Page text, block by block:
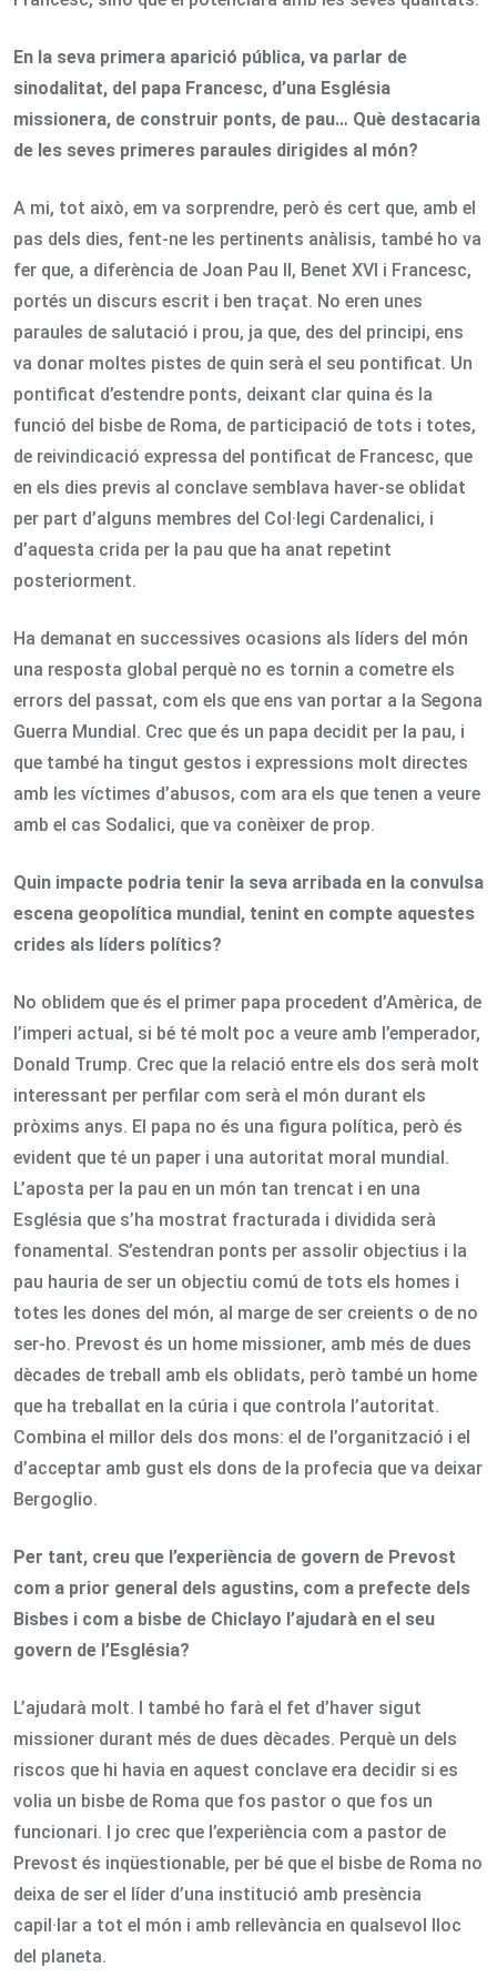
En la seva primera aparició pública, va parlar de
sinodalitat, del papa Francesc, d’una Església
missionera, de construir ponts, de pau… Què destacaria
de les seves primeres paraules dirigides al món?
A mi, tot això, em va sorprendre, però és cert que, amb el
pas dels dies, fent-ne les pertinents anàlisis, també ho va
fer que, a diferència de Joan Pau II, Benet XVI i Francesc,
portés un discurs escrit i ben traçat. No eren unes
paraules de salutació i prou, ja que, des del principi, ens
va donar moltes pistes de quin serà el seu pontificat. Un
pontificat d’estendre ponts, deixant clar quina és la
funció del bisbe de Roma, de participació de tots i totes,
de reivindicació expressa del pontificat de Francesc, que
en els dies previs al conclave semblava haver-se oblidat
per part d’alguns membres del Col·legi Cardenalici, i
d’aquesta crida per la pau que ha anat repetint
posteriorment.
Ha demanat en successives ocasions als líders del món
una resposta global perquè no es tornin a cometre els
errors del passat, com els que ens van portar a la Segona
Guerra Mundial. Crec que és un papa decidit per la pau, i
que també ha tingut gestos i expressions molt directes
amb les víctimes d’abusos, com ara els que tenen a veure
amb el cas Sodalici, que va conèixer de prop.
Quin impacte podria tenir la seva arribada en la convulsa
escena geopolítica mundial, tenint en compte aquestes
crides als líders polítics?
No oblidem que és el primer papa procedent d’Amèrica, de
l’imperi actual, si bé té molt poc a veure amb l’emperador,
Donald Trump. Crec que la relació entre els dos serà molt
interessant per perfilar com serà el món durant els
pròxims anys. El papa no és una figura política, però és
evident que té un paper i una autoritat moral mundial.
L’aposta per la pau en un món tan trencat i en una
Església que s’ha mostrat fracturada i dividida serà
fonamental. S’estendran ponts per assolir objectius i la
pau hauria de ser un objectiu comú de tots els homes i
totes les dones del món, al marge de ser creients o de no
ser-ho. Prevost és un home missioner, amb més de dues
dècades de treball amb els oblidats, però també un home
que ha treballat en la cúria i que controla l’autoritat.
Combina el millor dels dos mons: el de l’organització i el
d’acceptar amb gust els dons de la profecia que va deixar
Bergoglio.
Per tant, creu que l’experiència de govern de Prevost
com a prior general dels agustins, com a prefecte dels
Bisbes i com a bisbe de Chiclayo l’ajudarà en el seu
govern de l’Església?
L’ajudarà molt. I també ho farà el fet d’haver sigut
missioner durant més de dues dècades. Perquè un dels
riscos que hi havia en aquest conclave era decidir si es
volia un bisbe de Roma que fos pastor o que fos un
funcionari. I jo crec que l’experiència com a pastor de
Prevost és inqüestionable, per bé que el bisbe de Roma no
deixa de ser el líder d’una institució amb presència
capil·lar a tot el món i amb rellevància en qualsevol lloc
del planeta.